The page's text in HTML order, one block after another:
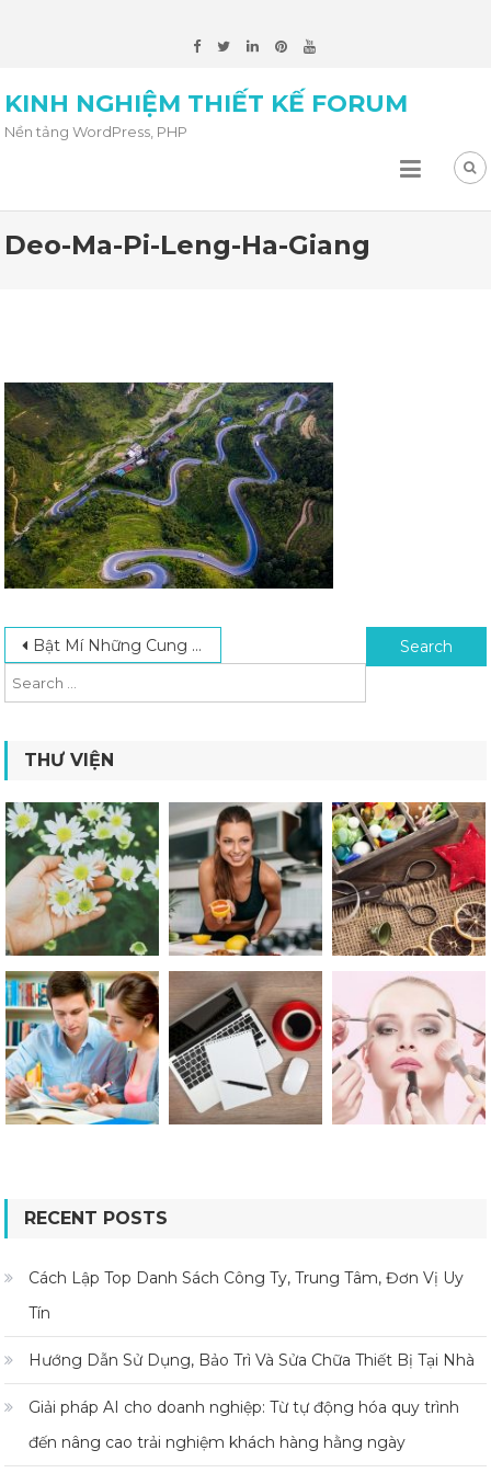
KINH NGHIỆM THIẾT KẾ FORUM
Nền tảng WordPress, PHP
Deo-Ma-Pi-Leng-Ha-Giang
Post navigation
Bật Mí Những Cung Đường Phượt Hà Giang Đẹp Nhất Nên Trải Nghiệm Search for:
THƯ VIỆN
RECENT POSTS
Cách Lập Top Danh Sách Công Ty, Trung Tâm, Đơn Vị Uy
Tín
Hướng Dẫn Sử Dụng, Bảo Trì Và Sửa Chữa Thiết Bị Tại Nhà
Giải pháp AI cho doanh nghiệp: Từ tự động hóa quy trình
đến nâng cao trải nghiệm khách hàng hằng ngày